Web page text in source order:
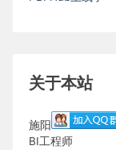
关于本站
施阳
BI工程师